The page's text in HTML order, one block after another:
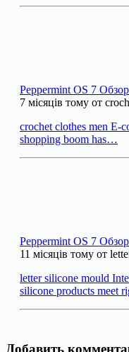
Peppermint OS 7
7 місяців тому от
crochet clothes men E-
shopping boom has…
Peppermint OS 7
11 місяців тому от
letter silicone mould
silicone products meet